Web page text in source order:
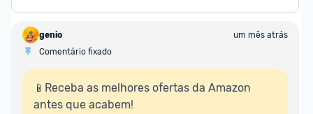
genio
um mês atrás
Comentário fixado
📱Receba as melhores ofertas da Amazon
antes que acabem!